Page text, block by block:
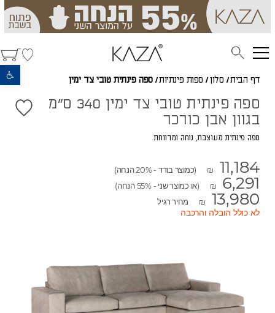
פתח סרגל נגישות
דף הבית/ סלון / ספות פינתיות/ ספה פינתית טובי צד ימין
ספה פינתית טובי צד ימין 340 ס"מ
בגוון אבן כורכר
ספה פינתית מעוצבת, נוחה ומרווחת
₪ 11,184 (כמוצר בודד - 20% הנחה)
₪ 6,291 (או כמוצר שני - 55% הנחה)
₪ 13,980 מחיר רגיל
לא כולל הובלה והרכבה